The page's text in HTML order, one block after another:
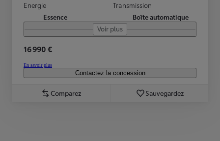
Energie
Essence
Transmission
Boîte automatique
Voir plus
16 990 €
En savoir plus
Contactez la concession
Comparez Sauvegardez